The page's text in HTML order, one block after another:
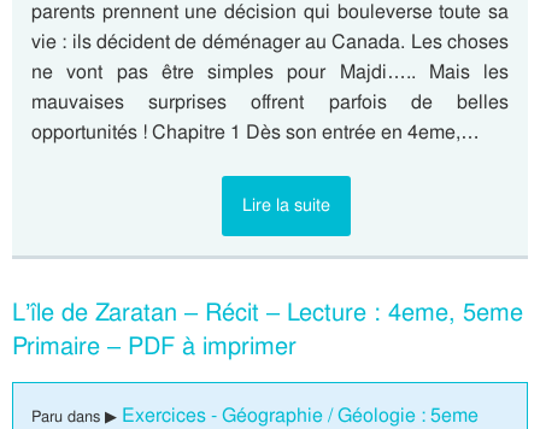
parents prennent une décision qui bouleverse toute sa
vie : ils décident de déménager au Canada. Les choses
ne vont pas être simples pour Majdi….. Mais les
mauvaises surprises offrent parfois de belles
opportunités ! Chapitre 1 Dès son entrée en 4eme,…
Lire la suite
L’île de Zaratan – Récit – Lecture : 4eme, 5eme
Primaire – PDF à imprimer
Paru dans ▶ Exercices - Géographie / Géologie : 5eme